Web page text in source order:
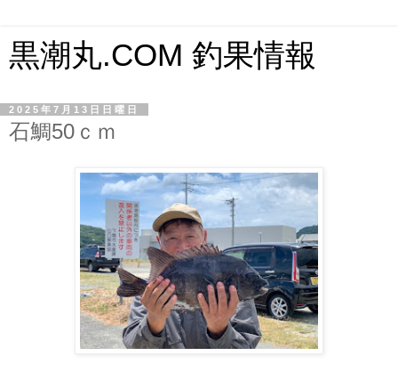
黒潮丸.COM 釣果情報
2025年7月13日日曜日
石鯛50ｃｍ